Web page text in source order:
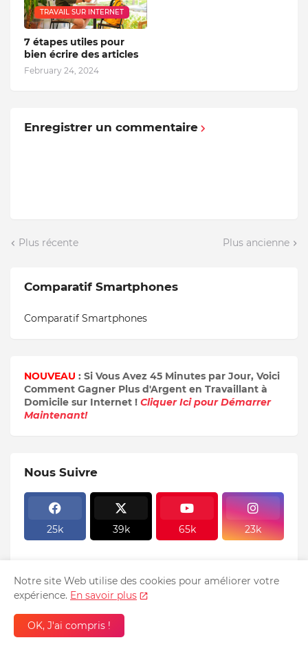
TRAVAIL SUR INTERNET
7 étapes utiles pour
bien écrire des articles
February 24, 2024
Enregistrer un commentaire
Plus récente Plus ancienne
Comparatif Smartphones
Comparatif Smartphones
NOUVEAU : Si Vous Avez 45 Minutes par Jour, Voici
Comment Gagner Plus d'Argent en Travaillant à
Domicile sur Internet ! Cliquer Ici pour Démarrer
Maintenant!
Nous Suivre
25k 39k 65k 23k
Articles Récents
Notre site Web utilise des cookies pour améliorer votre
expérience. En savoir plus
OK, J'ai compris !